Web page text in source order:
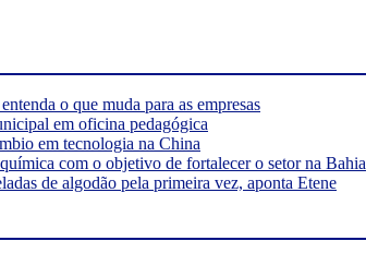
o que muda para as empresas
em oficina pedagógica
em tecnologia na China
com o objetivo de fortalecer o setor na Bahia
de algodão pela primeira vez, aponta Etene